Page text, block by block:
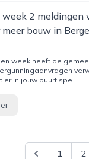
2 meldingen
bouw in
week heeft de
er in jouw buurt spe...
1 2